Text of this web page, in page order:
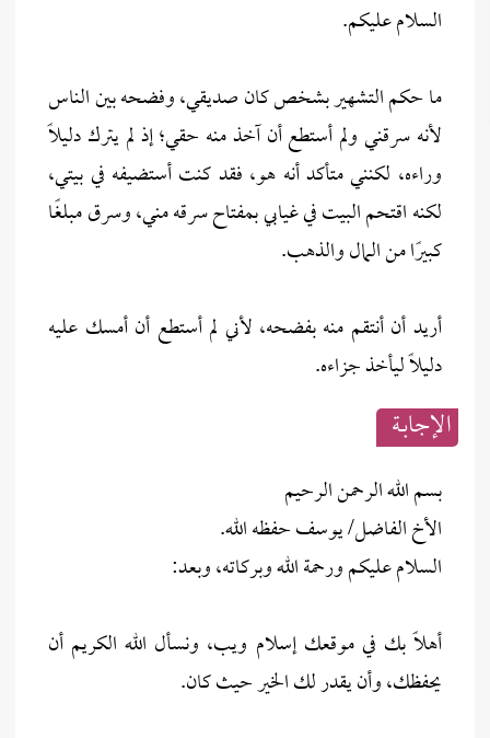
السلام عليكم.
ما حكم التشهير بشخص كان صديقي، وفضحه بين الناس
لأنه سرقني ولم أستطع أن آخذ منه حقي؛ إذ لم يترك دليلًا
وراءه، لكنني متأكد أنه هو، فقد كنت أستضيفه في بيتي،
لكنه اقتحم البيت في غيابي بمفتاح سرقه مني، وسرق مبلغًا
كبيرًا من المال والذهب.
أريد أن أنتقم منه بفضحه، لأني لم أستطع أن أمسك عليه
دليلًا ليأخذ جزاءه.
الإجابــة
بسم الله الرحمن الرحيم
الأخ الفاضل/ يوسف حفظه الله.
السلام عليكم ورحمة الله وبركاته، وبعد:
أهلاً بك في موقعك إسلام ويب، ونسأل الله الكريم أن
يحفظك، وأن يقدر لك الخير حيث كان.